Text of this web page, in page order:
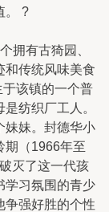
。 ?
有古猗园、
和传统风味美食
该镇的一个普
纺织厂工人。
妹妹。封德华小
期（1966年至
灭了这一代孩
学习氛围的青少
争强好胜的个性